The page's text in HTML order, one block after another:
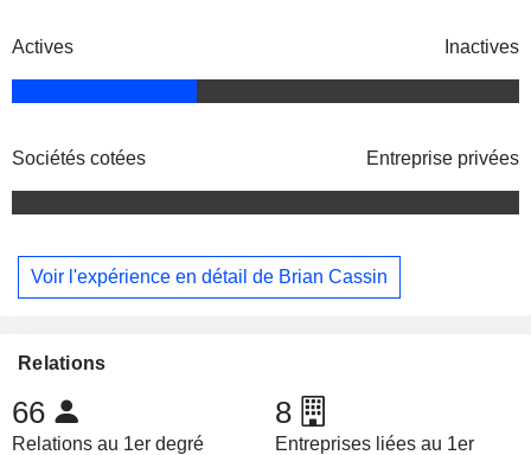
Actives Inactives
Sociétés cotées Entreprise privées
Voir l'expérience en détail de Brian Cassin
Relations
66
Relations au 1er degré
8
Entreprises liées au 1er